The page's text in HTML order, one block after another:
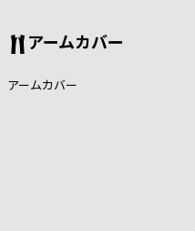
アームカバー
アームカバー